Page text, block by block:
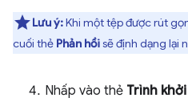
Lưu ý:Khi một tệp được rút
cuối thẻ Phản hồisẽ định dạng lại
Nhấp vào thẻ Trình